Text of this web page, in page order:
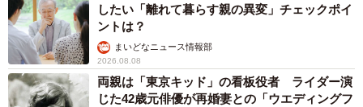
また、「運動の頻度」については、「毎日」と回答した人
が36.4％と最も多かったほか、「週3回」（15.0％）、「週
1回」（13.2％）、「週2回」（12.0％）などが挙げられて
います。
したい「離れて暮らす親の異変」チェックポイ
ントは？
まいどなニュース情報部
2026.08.08
両親は「東京キッド」の看板役者 ライダー演
じた42歳元俳優が再婚妻との「ウエディングフ